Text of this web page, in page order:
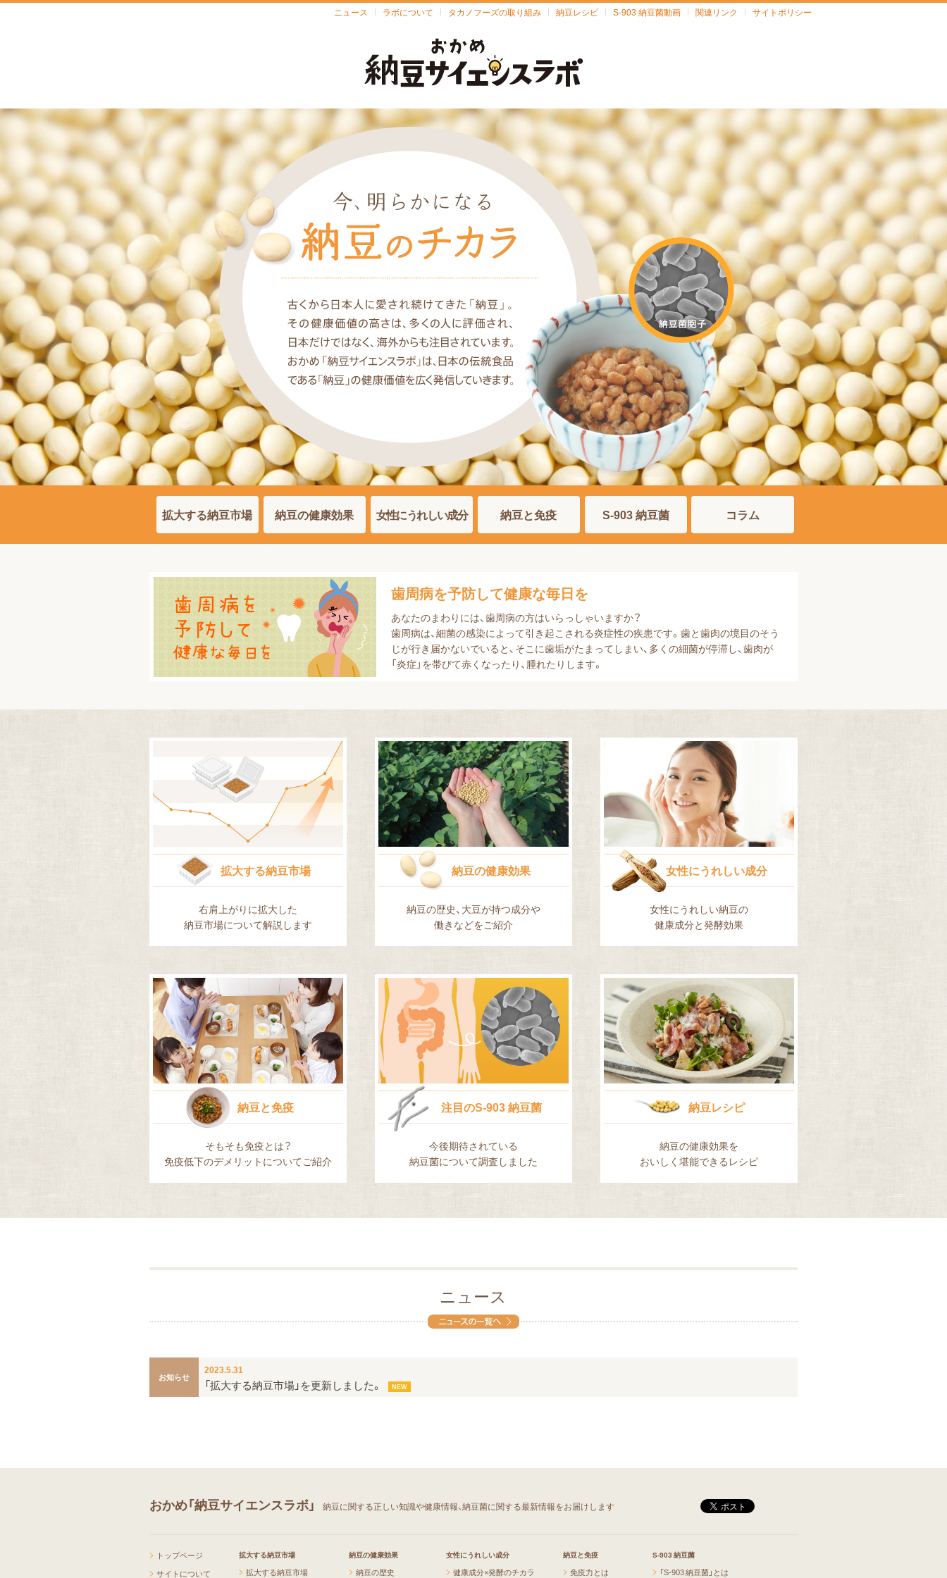
ニュース ラボについて タカノフーズの取り組み 納豆レシピ S-903 納豆菌動画 関連リンク サイトポリシー
拡大する納豆市場 納豆の健康効果 女性にうれしい成分 納豆と免疫 S-903 納豆菌 コラム
歯周病を予防して健康な毎日を
あなたのまわりには、歯周病の方はいらっしゃいますか？
歯周病は、細菌の感染によって引き起こされる炎症性の疾患です。歯と歯肉の境目のそう
じが行き届かないでいると、そこに歯垢がたまってしまい、多くの細菌が停滞し、歯肉が
「炎症」を帯びて赤くなったり、腫れたりします。
拡大する納豆市場
右肩上がりに拡大した
納豆市場について解説します
納豆の健康効果
納豆の歴史、 大豆が持つ成分や
働きなどをご紹介
女性にうれしい成分
女性にうれしい納豆の
健康成分と発酵効果
納豆と免疫
そもそも免疫とは？
免疫低下のデメリットについてご紹介
注目のS-903 納豆菌
今後期待されている
納豆菌について調査しました
納豆レシピ
納豆の健康効果を
おいしく堪能できるレシピ
ニュース
お知らせ
2023.5.31
「拡大する納豆市場」を更新しました。 NEW
おかめ「納豆サイエンスラボ」 納豆に関する正しい知識や健康情報、納豆菌に関する最新情報をお届けします
トップページ
サイトについて
拡大する納豆市場
拡大する納豆市場
納豆の健康効果
納豆の歴史
女性にうれしい成分
健康成分×発酵のチカラ
納豆と免疫
免疫力とは
S-903 納豆菌
「S-903 納豆菌」とは